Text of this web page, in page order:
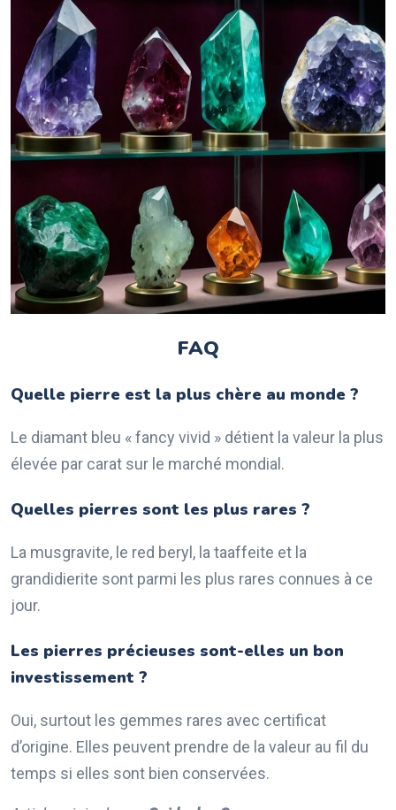
FAQ
Quelle pierre est la plus chère au monde ?
Le diamant bleu « fancy vivid » détient la valeur la plus
élevée par carat sur le marché mondial.
Quelles pierres sont les plus rares ?
La musgravite, le red beryl, la taaffeite et la
grandidierite sont parmi les plus rares connues à ce
jour.
Les pierres précieuses sont-elles un bon
investissement ?
Oui, surtout les gemmes rares avec certificat
d’origine. Elles peuvent prendre de la valeur au fil du
temps si elles sont bien conservées.